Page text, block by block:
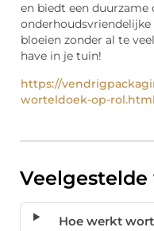
en biedt een duurzame
bloeien zonder al te
have in je tuin!
https://
worteldoek-op-rol.html
Veelgestelde
Hoe werkt